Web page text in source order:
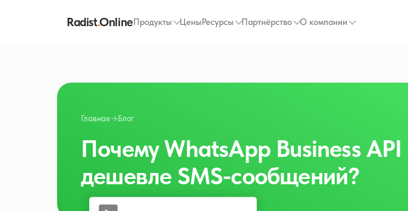
Radist.OnlineПродукты ЦеныРесурсы Партнёрство О компании
Главная→Блог
Почему WhatsApp Business API
дешевле SMS-сообщений?